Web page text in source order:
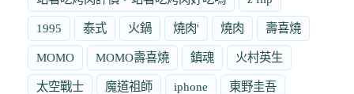
1995 泰式 火鍋 燒肉' 燒肉 壽喜燒
MOMO MOMO壽喜燒 鎮魂 火村英生
太空戰士 魔道祖師 iphone 東野圭吾